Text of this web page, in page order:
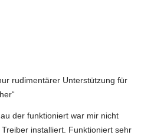
rudimentärer Unterstützung für
der funktioniert war mir nicht
installiert. Funktioniert sehr